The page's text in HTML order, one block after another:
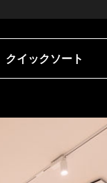
クイックソート